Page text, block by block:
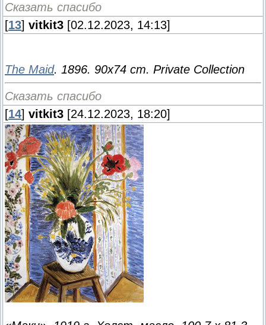
Сказать спасибо
[13] vitkit3 [02.12.2023, 14:13]
The Maid. 1896. 90x74 cm. Private Collection
Сказать спасибо
[14] vitkit3 [24.12.2023, 18:20]